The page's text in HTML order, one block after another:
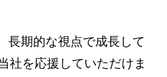
長期的な視点で成長して
社を応援していただけま